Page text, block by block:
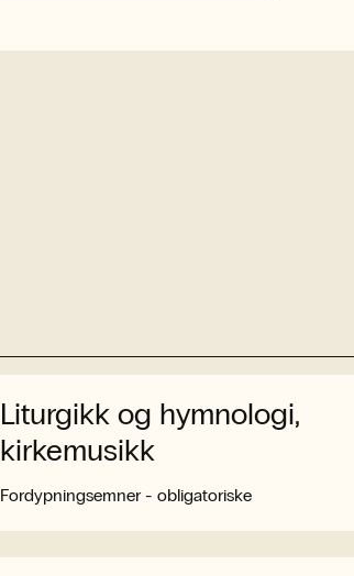
Liturgikk og hymnologi,
kirkemusikk
Fordypningsemner - obligatoriske